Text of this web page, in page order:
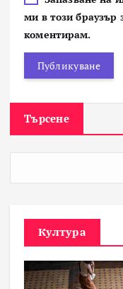
ми в този браузър
коментирам.
Търсене
Култура